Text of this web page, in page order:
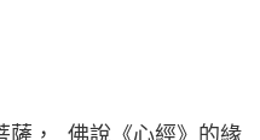
薩， 佛說《心經》的緣